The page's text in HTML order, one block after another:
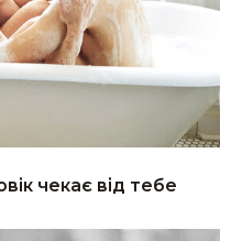
чекає від тебе